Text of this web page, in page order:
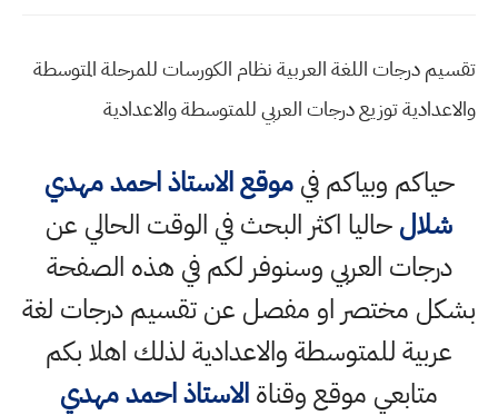
تقسيم درجات اللغة العربية نظام الكورسات للمرحلة المتوسطة
والاعدادية توزيع درجات العربي للمتوسطة والاعدادية
حياكم وبياكم فيموقع الاستاذ احمد مهدي
شلالحاليا اكثر البحث في الوقت الحالي عن
درجات العربي وسنوفر لكم في هذه الصفحة
بشكل مختصر او مفصل عن تقسيم درجات لغة
عربية للمتوسطة والاعدادية لذلك اهلا بكم
متابعي موقع وقناةالاستاذ احمد مهدي